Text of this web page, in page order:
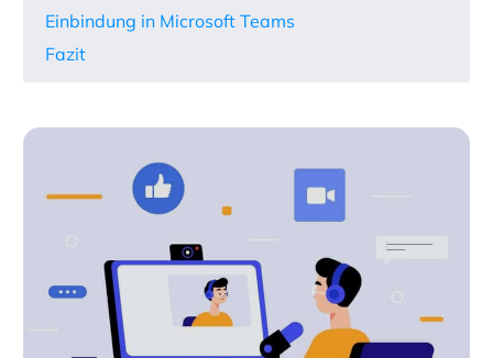
Einbindung in Microsoft Teams
Fazit